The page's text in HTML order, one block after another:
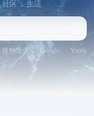
社区 生活
搜狗微信 Google Yandex